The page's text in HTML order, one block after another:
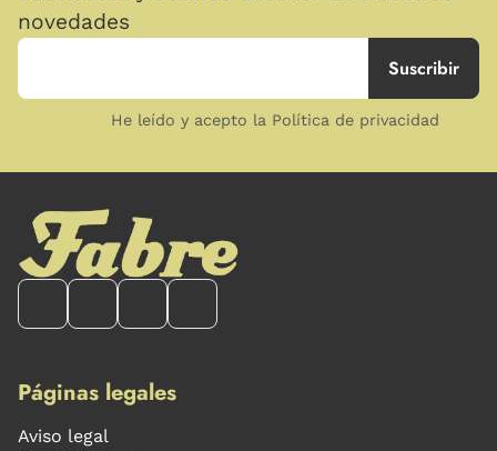
novedades
He leído y acepto la Política de privacidad
Páginas legales
Aviso legal